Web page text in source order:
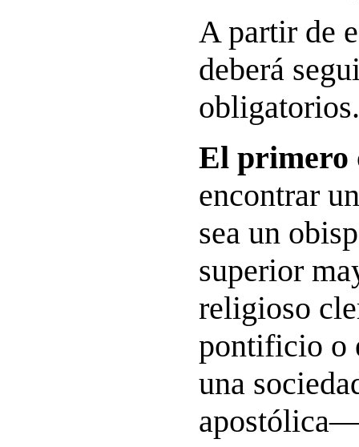
A partir de
deberá
obligatorios.
El primero
encontrar
sea un
superior
religioso
pontificio o
una